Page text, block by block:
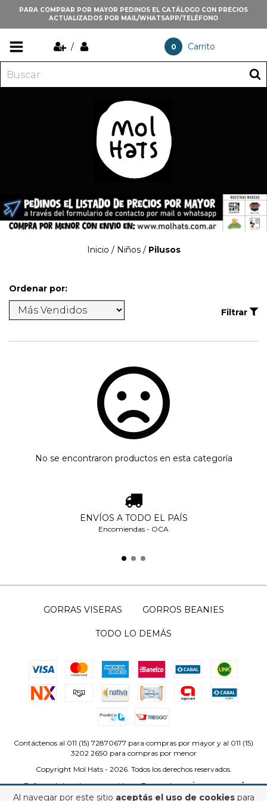
PARA COMPRAR POR MAYOR PEDINOS EL CATÁLOGO CON PRECIOS
ACTUALIZADOS POR MAIL/WHATSAPP/TELÉFONO
/ 0 Carrito
Al navegar por este sitio aceptás el uso de cookiespara
Inicio / Niños / Pilusos
Ordenar por:
Filtrar
No se encontraron productos en esta categoría
ENVÍOS A TODO EL PAÍS
Encomiendas - OCA
GORRAS VISERAS GORROS BEANIES
TODO LO DEMÁS
Contáctenos al 011 (15) 72870677 para compras por mayor y al 011 (15)
3202 2650 para compras por menor
Copyright Mol Hats - 2026. Todos los derechos reservados.
Defensa de las y los consumidores. Para reclamosingrese aquí